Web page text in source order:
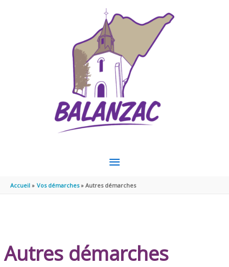
MENU
PRINCIPAL
Accueil Vos démarches Autres démarches
Autres démarches